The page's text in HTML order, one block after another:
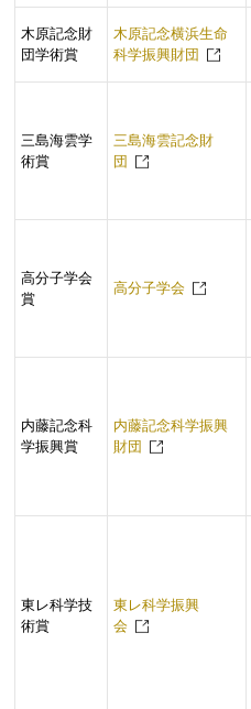
木原記念財
団学術賞
木原記念横浜生命
科学振興財団
三島海雲学
術賞
三島海雲記念財
団
高分子学会
賞
高分子学会
内藤記念科
学振興賞
内藤記念科学振興
財団
東レ科学技
術賞
東レ科学振興
会